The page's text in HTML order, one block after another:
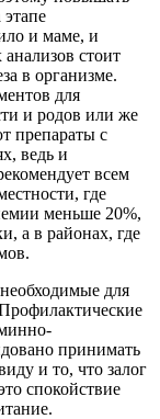
и маме, и
стоит
в организме.
для
и родов или же
препараты с
ведь и
всем
где
меньше 20%,
а в районах, где
для
принимать
и то, что залог
спокойствие